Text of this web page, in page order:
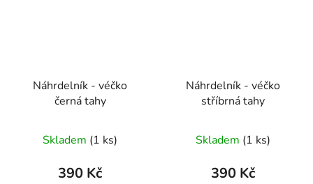
Náhrdelník - véčko
černá tahy
Skladem (1 ks)
390 Kč
Náhrdelník - véčko
stříbrná tahy
Skladem (1 ks)
390 Kč